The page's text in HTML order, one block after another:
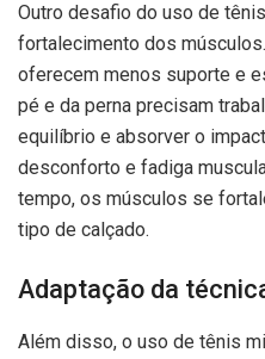
Outro desafio do uso de
fortalecimento dos
oferecem menos suporte e
pé e da perna precisam
equilíbrio e absorver o
desconforto e fadiga
tempo, os músculos se
tipo de calçado.
Adaptação da
Além disso, o uso de tênis